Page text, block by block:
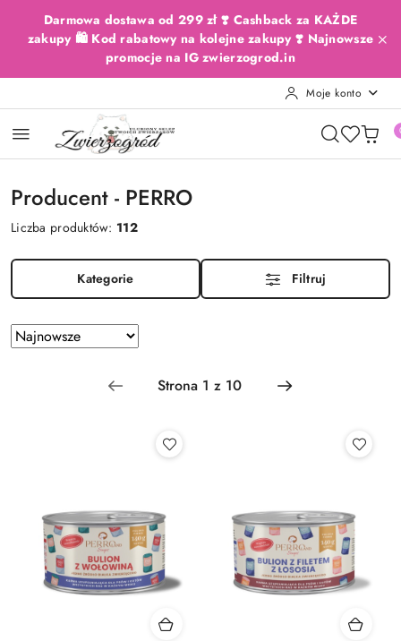
Przejdź do treści głównej
Przejdź do wyszukiwarki
Przejdź do moje konto
Przejdź do menu głównego
Przejdź do stopki
Darmowa dostawa od 299 zł ❣️ Cashback za KAŻDE
zakupy 🛍️ Kod rabatowy na kolejne zakupy ❣️ Najnowsze
promocje na IG zwierzogrod.in
Moje konto
Producent - PERRO
Liczba produktów: 112
Kategorie Filtruj
Zastosowano
sortowanie:
Sortuj
według